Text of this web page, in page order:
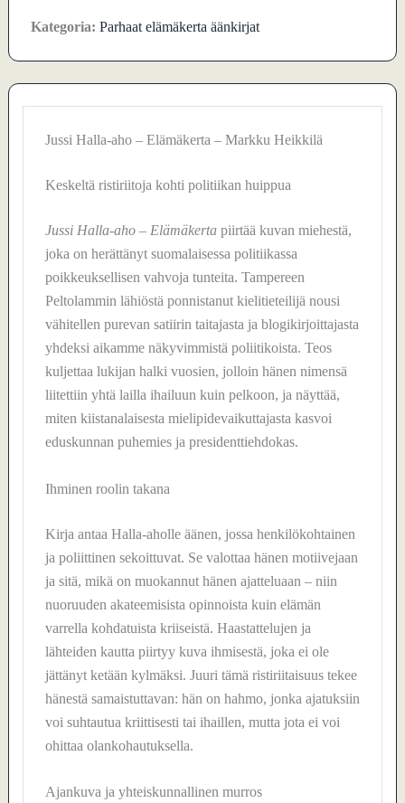
Kategoria: Parhaat elämäkerta äänkirjat
Jussi Halla-aho – Elämäkerta – Markku Heikkilä
Keskeltä ristiriitoja kohti politiikan huippua
Jussi Halla-aho – Elämäkertapiirtää kuvan miehestä,
joka on herättänyt suomalaisessa politiikassa
poikkeuksellisen vahvoja tunteita. Tampereen
Peltolammin lähiöstä ponnistanut kielitieteilijä nousi
vähitellen purevan satiirin taitajasta ja blogikirjoittajasta
yhdeksi aikamme näkyvimmistä poliitikoista. Teos
kuljettaa lukijan halki vuosien, jolloin hänen nimensä
liitettiin yhtä lailla ihailuun kuin pelkoon, ja näyttää,
miten kiistanalaisesta mielipidevaikuttajasta kasvoi
eduskunnan puhemies ja presidenttiehdokas.
Ihminen roolin takana
Kirja antaa Halla-aholle äänen, jossa henkilökohtainen
ja poliittinen sekoittuvat. Se valottaa hänen motiivejaan
ja sitä, mikä on muokannut hänen ajatteluaan – niin
nuoruuden akateemisista opinnoista kuin elämän
varrella kohdatuista kriiseistä. Haastattelujen ja
lähteiden kautta piirtyy kuva ihmisestä, joka ei ole
jättänyt ketään kylmäksi. Juuri tämä ristiriitaisuus tekee
hänestä samaistuttavan: hän on hahmo, jonka ajatuksiin
voi suhtautua kriittisesti tai ihaillen, mutta jota ei voi
ohittaa olankohautuksella.
Ajankuva ja yhteiskunnallinen murros